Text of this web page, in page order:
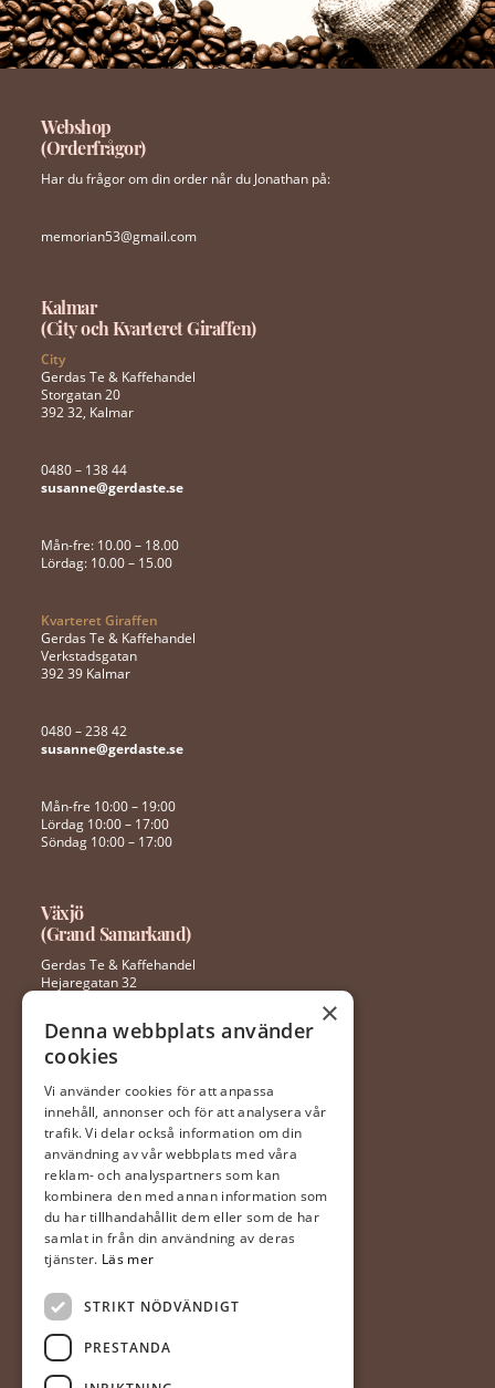
Webshop
(Orderfrågor)
Har du frågor om din order når du Jonathan på:
memorian53@gmail.com
Kalmar
(City och Kvarteret Giraffen)
City
Gerdas Te & Kaffehandel
Storgatan 20
392 32, Kalmar
0480 – 138 44
susanne@gerdaste.se
Mån-fre: 10.00 – 18.00
Lördag: 10.00 – 15.00
Kvarteret Giraffen
Gerdas Te & Kaffehandel
Verkstadsgatan
392 39 Kalmar
0480 – 238 42
susanne@gerdaste.se
Mån-fre 10:00 – 19:00
Lördag 10:00 – 17:00
Söndag 10:00 – 17:00
Växjö
(Grand Samarkand)
Gerdas Te & Kaffehandel
Hejaregatan 32
0470 – 281 44
Mån-fre 10:00 – 20:00
Lördag 10:00 – 18:00
Söndag 10:00 – 18:00
Halmstad
(Hallarna)
Gerdas Te & Kaffehandel
Prästvägen 1
302 63 Halmstad
035-20 20 340
×
Denna webbplats använder
cookies
Vi använder cookies för att anpassa
innehåll, annonser och för att analysera vår
trafik. Vi delar också information om din
användning av vår webbplats med våra
reklam- och analyspartners som kan
kombinera den med annan information som
du har tillhandahållit dem eller som de har
samlat in från din användning av deras
tjänster. Läs mer
STRIKT NÖDVÄNDIGT
PRESTANDA